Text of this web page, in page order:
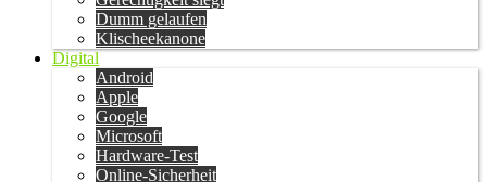
Dumm gelaufen
Klischeekanone
Digital
Android
Apple
Google
Microsoft
Hardware-Test
Online-Sicherheit